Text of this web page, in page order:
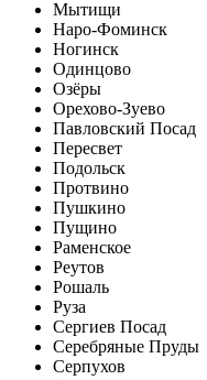
Мытищи
Наро-Фоминск
Ногинск
Одинцово
Озёры
Орехово-Зуево
Павловский Посад
Пересвет
Подольск
Протвино
Пушкино
Пущино
Раменское
Реутов
Рошаль
Руза
Сергиев Посад
Серебряные Пруды
Серпухов